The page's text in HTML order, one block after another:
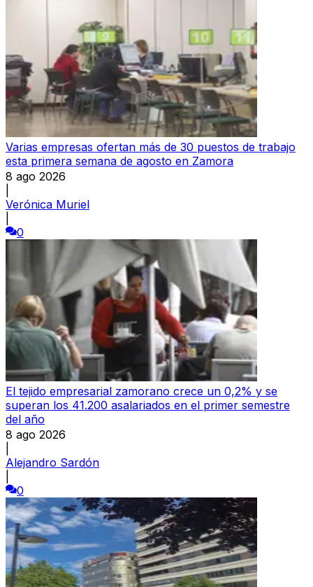
Varias empresas ofertan más de 30 puestos de trabajo
esta primera semana de agosto en Zamora
8 ago 2026
Verónica Muriel
0
El tejido empresarial zamorano crece un 0,2% y se
superan los 41.200 asalariados en el primer semestre
del año
8 ago 2026
Alejandro Sardón
0